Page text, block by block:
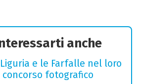
anche
e le Farfalle nel loro
fotografico